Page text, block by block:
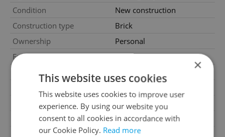
Condition
New construction
Construction type
Brick
Ownership
Personal
Furnished
No
Floor area 88m
Balcony area 6m2
No
×
This website uses cookies
This website uses cookies to improve user
experience. By using our website you
consent to all cookies in accordance with
our Cookie Policy. Read more